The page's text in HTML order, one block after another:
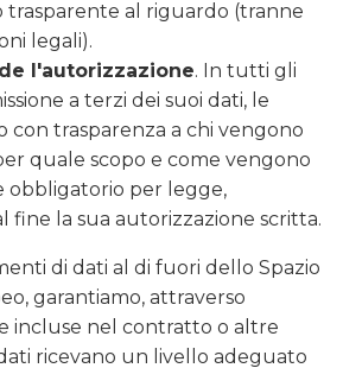
trasparente al riguardo (tranne
legali).
l'autorizzazione. In tutti gli
a terzi dei suoi dati, le
con trasparenza a chi vengono
quale scopo e come vengono
obbligatorio per legge,
fine la sua autorizzazione scritta.
di dati al di fuori dello Spazio
garantiamo, attraverso
incluse nel contratto o altre
ricevano un livello adeguato